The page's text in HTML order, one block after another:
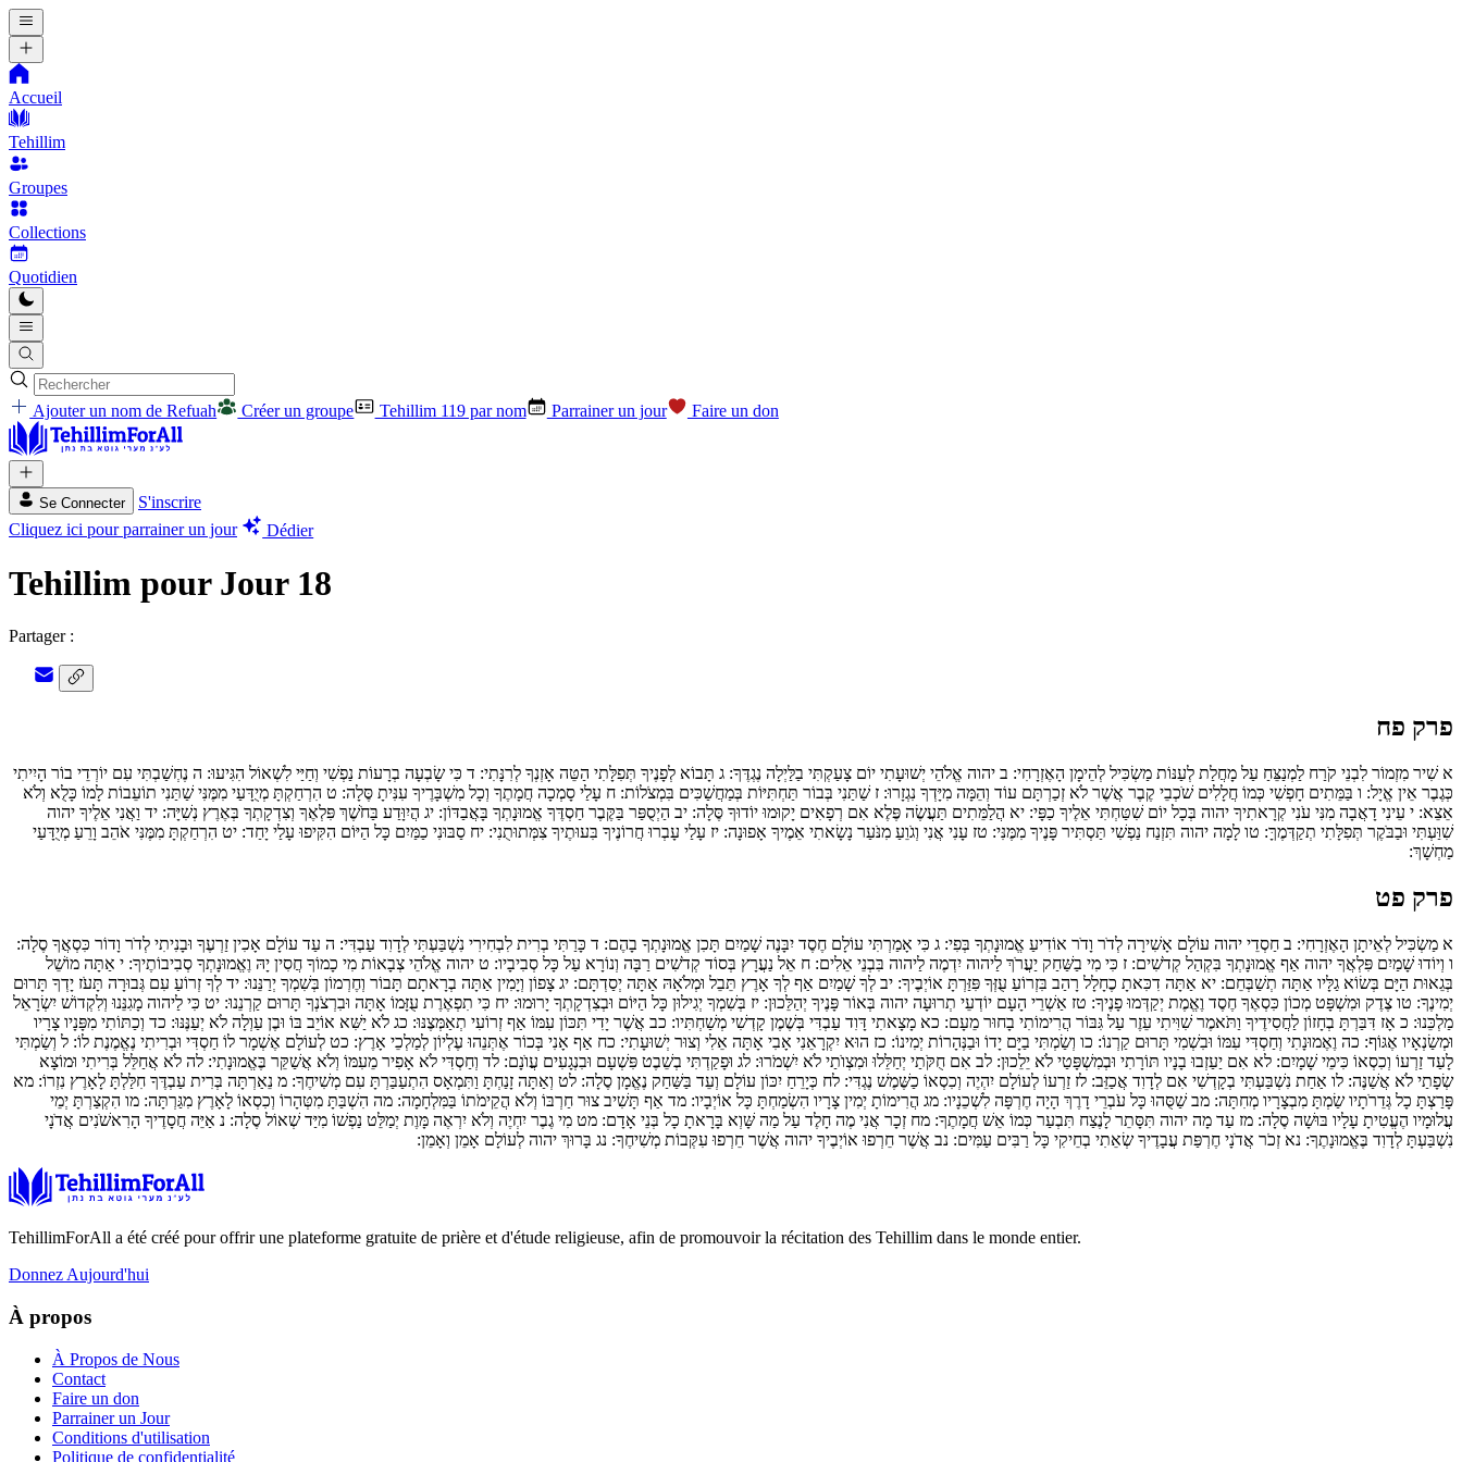
Accueil
Tehillim
Groupes
Collections
Quotidien
Ajouter un nom de Refuah Créer un groupe Tehillim 119 par nom Parrainer un jour Faire un don
Se Connecter
S'inscrire
Cliquez ici pour parrainer un jour
Dédier
Tehillim pour Jour 18
Partager :
פרק פח
א שִׁיר מִזְמוֹר לִבְנֵי קֹרַח לַמְנַצֵּחַ עַל מָחֲלַת לְעַנּוֹת מַשְׂכִּיל לְהֵימָן הָאֶזְרָחִי: ב יהוה אֱלֹהֵי יְשׁוּעָתִי יוֹם צָעַקְתִּי בַלַּיְלָה נֶגְדֶּךָ: ג תָּבוֹא לְפָנֶיךָ תְּפִלָּתִי הַטֵּה אָזְנְךָ לְרִנָּתִי: ד כִּי שָׂבְעָה בְרָעוֹת נַפְשִׁי וְחַיַּי לִשְׁאוֹל הִגִּיעוּ: ה נֶחְשַׁבְתִּי עִם יוֹרְדֵי בוֹר הָיִיתִי
כְּגֶבֶר אֵין אֱיָל: ו בַּמֵּתִים חָפְשִׁי כְּמוֹ חֲלָלִים שֹׁכְבֵי קֶבֶר אֲשֶׁר לֹא זְכַרְתָּם עוֹד וְהֵמָּה מִיָּדְךָ נִגְזָרוּ: ז שַׁתַּנִי בְּבוֹר תַּחְתִּיּוֹת בְּמַחֲשַׁכִּים בִּמְצֹלוֹת: ח עָלַי סָמְכָה חֲמָתֶךָ וְכָל מִשְׁבָּרֶיךָ עִנִּיתָ סֶּלָה: ט הִרְחַקְתָּ מְיֻדָּעַי מִמֶּנִּי שַׁתַּנִי תוֹעֵבוֹת לָמוֹ כָּלֻא וְלֹא
אֵצֵא: י עֵינִי דָאֲבָה מִנִּי עֹנִי קְרָאתִיךָ יהוה בְּכָל יוֹם שִׁטַּחְתִּי אֵלֶיךָ כַפָּי: יא הֲלַמֵּתִים תַּעֲשֶׂה פֶּלֶא אִם רְפָאִים יָקוּמוּ יוֹדוּךָ סֶּלָה: יב הַיְסֻפַּר בַּקֶּבֶר חַסְדֶּךָ אֱמוּנָתְךָ בָּאֲבַדּוֹן: יג הֲיִוָּדַע בַּחֹשֶׁךְ פִּלְאֶךָ וְצִדְקָתְךָ בְּאֶרֶץ נְשִׁיָּה: יד וַאֲנִי אֵלֶיךָ יהוה
שִׁוַּעְתִּי וּבַבֹּקֶר תְּפִלָּתִי תְקַדְּמֶךָּ: טו לָמָה יהוה תִּזְנַח נַפְשִׁי תַּסְתִּיר פָּנֶיךָ מִמֶּנִּי: טז עָנִי אֲנִי וְגֹוֵעַ מִנֹּעַר נָשָׂאתִי אֵמֶיךָ אָפוּנָה: יז עָלַי עָבְרוּ חֲרוֹנֶיךָ בִּעוּתֶיךָ צִמְּתוּתֻנִי: יח סַבּוּנִי כַמַּיִם כָּל הַיּוֹם הִקִּיפוּ עָלַי יָחַד: יט הִרְחַקְתָּ מִמֶּנִּי אֹהֵב וָרֵעַ מְיֻדָּעַי
מַחְשָׁךְ:
פרק פט
א מַשְׂכִּיל לְאֵיתָן הָאֶזְרָחִי: ב חַסְדֵי יהוה עוֹלָם אָשִׁירָה לְדֹר וָדֹר אוֹדִיעַ אֱמוּנָתְךָ בְּפִי: ג כִּי אָמַרְתִּי עוֹלָם חֶסֶד יִבָּנֶה שָׁמַיִם תָּכִן אֱמוּנָתְךָ בָהֶם: ד כָּרַתִּי בְרִית לִבְחִירִי נִשְׁבַּעְתִּי לְדָוִד עַבְדִּי: ה עַד עוֹלָם אָכִין זַרְעֶךָ וּבָנִיתִי לְדֹר וָדוֹר כִּסְאֲךָ סֶלָה:
ו וְיוֹדוּ שָׁמַיִם פִּלְאֲךָ יהוה אַף אֱמוּנָתְךָ בִּקְהַל קְדֹשִׁים: ז כִּי מִי בַשַּׁחַק יַעֲרֹךְ לַיהוה יִדְמֶה לַיהוה בִּבְנֵי אֵלִים: ח אֵל נַעֲרָץ בְּסוֹד קְדֹשִׁים רַבָּה וְנוֹרָא עַל כָּל סְבִיבָיו: ט יהוה אֱלֹהֵי צְבָאוֹת מִי כָמוֹךָ חֲסִין יָהּ וֶאֱמוּנָתְךָ סְבִיבוֹתֶיךָ: י אַתָּה מוֹשֵׁל
בְּגֵאוּת הַיָּם בְּשׂוֹא גַלָּיו אַתָּה תְשַׁבְּחֵם: יא אַתָּה דִכִּאתָ כֶחָלָל רָהַב בִּזְרוֹעַ עֻזְּךָ פִּזַּרְתָּ אוֹיְבֶיךָ: יב לְךָ שָׁמַיִם אַף לְךָ אָרֶץ תֵּבֵל וּמְלֹאָהּ אַתָּה יְסַדְתָּם: יג צָפוֹן וְיָמִין אַתָּה בְרָאתָם תָּבוֹר וְחֶרְמוֹן בְּשִׁמְךָ יְרַנֵּנוּ: יד לְךָ זְרוֹעַ עִם גְּבוּרָה תָּעֹז יָדְךָ תָּרוּם
יְמִינֶךָ: טו צֶדֶק וּמִשְׁפָּט מְכוֹן כִּסְאֶךָ חֶסֶד וֶאֱמֶת יְקַדְּמוּ פָנֶיךָ: טז אַשְׁרֵי הָעָם יוֹדְעֵי תְרוּעָה יהוה בְּאוֹר פָּנֶיךָ יְהַלֵּכוּן: יז בְּשִׁמְךָ יְגִילוּן כָּל הַיּוֹם וּבְצִדְקָתְךָ יָרוּמוּ: יח כִּי תִפְאֶרֶת עֻזָּמוֹ אָתָּה וּבִרְצֹנְךָ תָּרוּם קַרְנֵנוּ: יט כִּי לַיהוה מָגִנֵּנוּ וְלִקְדוֹשׁ יִשְׂרָאֵל
מַלְכֵּנוּ: כ אָז דִּבַּרְתָּ בְחָזוֹן לַחֲסִידֶיךָ וַתֹּאמֶר שִׁוִּיתִי עֵזֶר עַל גִּבּוֹר הֲרִימוֹתִי בָחוּר מֵעָם: כא מָצָאתִי דָּוִד עַבְדִּי בְּשֶׁמֶן קָדְשִׁי מְשַׁחְתִּיו: כב אֲשֶׁר יָדִי תִּכּוֹן עִמּוֹ אַף זְרוֹעִי תְאַמְּצֶנּוּ: כג לֹא יַשִּׁא אוֹיֵב בּוֹ וּבֶן עַוְלָה לֹא יְעַנֶּנּוּ: כד וְכַתּוֹתִי מִפָּנָיו צָרָיו
וּמְשַׂנְאָיו אֶגּוֹף: כה וֶאֶמוּנָתִי וְחַסְדִּי עִמּוֹ וּבִשְׁמִי תָּרוּם קַרְנוֹ: כו וְשַׂמְתִּי בַיָּם יָדוֹ וּבַנְּהָרוֹת יְמִינוֹ: כז הוּא יִקְרָאֵנִי אָבִי אָתָּה אֵלִי וְצוּר יְשׁוּעָתִי: כח אַף אָנִי בְּכוֹר אֶתְּנֵהוּ עֶלְיוֹן לְמַלְכֵי אָרֶץ: כט לְעוֹלָם אֶשְׁמָר לוֹ חַסְדִּי וּבְרִיתִי נֶאֱמֶנֶת לוֹ: ל וְשַׂמְתִּי
לָעַד זַרְעוֹ וְכִסְאוֹ כִּימֵי שָׁמָיִם: לא אִם יַעַזְבוּ בָנָיו תּוֹרָתִי וּבְמִשְׁפָּטַי לֹא יֵלֵכוּן: לב אִם חֻקֹּתַי יְחַלֵּלוּ וּמִצְוֺתַי לֹא יִשְׁמֹרוּ: לג וּפָקַדְתִּי בְשֵׁבֶט פִּשְׁעָם וּבִנְגָעִים עֲוֺנָם: לד וְחַסְדִּי לֹא אָפִיר מֵעִמּוֹ וְלֹא אֲשַׁקֵּר בֶּאֱמוּנָתִי: לה לֹא אֲחַלֵּל בְּרִיתִי וּמוֹצָא
שְׂפָתַי לֹא אֲשַׁנֶּה: לו אַחַת נִשְׁבַּעְתִּי בְקָדְשִׁי אִם לְדָוִד אֲכַזֵּב: לז זַרְעוֹ לְעוֹלָם יִהְיֶה וְכִסְאוֹ כַשֶּׁמֶשׁ נֶגְדִּי: לח כְּיָרֵחַ יִכּוֹן עוֹלָם וְעֵד בַּשַּׁחַק נֶאֱמָן סֶלָה: לט וְאַתָּה זָנַחְתָּ וַתִּמְאָס הִתְעַבַּרְתָּ עִם מְשִׁיחֶךָ: מ נֵאַרְתָּה בְּרִית עַבְדֶּךָ חִלַּלְתָּ לָאָרֶץ נִזְרוֹ: מא
פָּרַצְתָּ כָל גְּדֵרֹתָיו שַׂמְתָּ מִבְצָרָיו מְחִתָּה: מב שַׁסֻּהוּ כָּל עֹבְרֵי דָרֶךְ הָיָה חֶרְפָּה לִשְׁכֵנָיו: מג הֲרִימוֹתָ יְמִין צָרָיו הִשְׂמַחְתָּ כָּל אוֹיְבָיו: מד אַף תָּשִׁיב צוּר חַרְבּוֹ וְלֹא הֲקֵימֹתוֹ בַּמִּלְחָמָה: מה הִשְׁבַּתָּ מִטְּהָרוֹ וְכִסְאוֹ לָאָרֶץ מִגַּרְתָּה: מו הִקְצַרְתָּ יְמֵי
עֲלוּמָיו הֶעֱטִיתָ עָלָיו בּוּשָׁה סֶלָה: מז עַד מָה יהוה תִּסָּתֵר לָנֶצַח תִּבְעַר כְּמוֹ אֵשׁ חֲמָתֶךָ: מח זְכָר אֲנִי מֶה חָלֶד עַל מַה שָּׁוְא בָּרָאתָ כָל בְּנֵי אָדָם: מט מִי גֶבֶר יִחְיֶה וְלֹא יִרְאֶה מָּוֶת יְמַלֵּט נַפְשׁוֹ מִיַּד שְׁאוֹל סֶלָה: נ אַיֵּה חֲסָדֶיךָ הָרִאשֹׁנִים אֲדֹנָי
נִשְׁבַּעְתָּ לְדָוִד בֶּאֱמוּנָתֶךָ: נא זְכֹר אֲדֹנָי חֶרְפַּת עֲבָדֶיךָ שְׂאֵתִי בְחֵיקִי כָּל רַבִּים עַמִּים: נב אֲשֶׁר חֵרְפוּ אוֹיְבֶיךָ יהוה אֲשֶׁר חֵרְפוּ עִקְּבוֹת מְשִׁיחֶךָ: נג בָּרוּךְ יהוה לְעוֹלָם אָמֵן וְאָמֵן:
TehillimForAll a été créé pour offrir une plateforme gratuite de prière et d'étude religieuse, afin de promouvoir la récitation des Tehillim dans le monde entier.
Donnez Aujourd'hui
À propos
À Propos de Nous
Contact
Faire un don
Parrainer un Jour
Conditions d'utilisation
Politique de confidentialité